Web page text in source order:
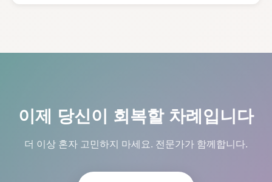
이제 당신이 회복할 차례입니다
더 이상 혼자 고민하지 마세요. 전문가가 함께합니다.